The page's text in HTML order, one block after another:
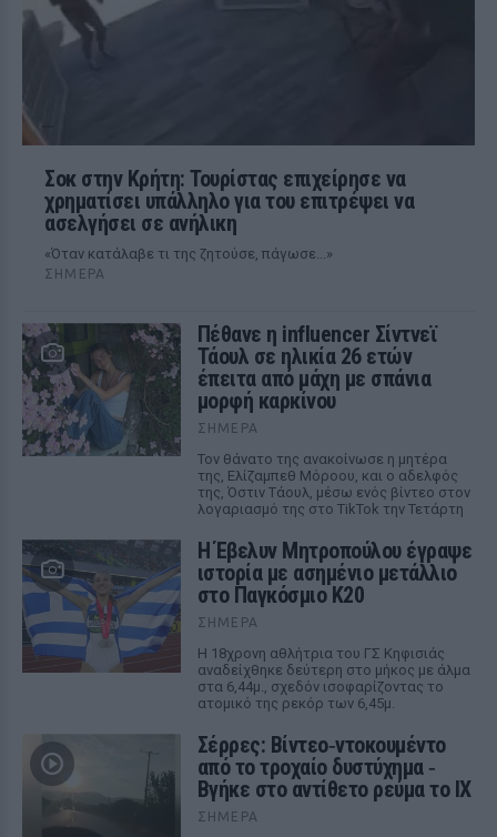
Σοκ στην Κρήτη: Τουρίστας επιχείρησε να
χρηματίσει υπάλληλο για του επιτρέψει να
ασελγήσει σε ανήλικη
«Όταν κατάλαβε τι της ζητούσε, πάγωσε...»
ΣΉΜΕΡΑ
Πέθανε η influencer Σίντνεϊ
Τάουλ σε ηλικία 26 ετών
έπειτα από μάχη με σπάνια
μορφή καρκίνου
ΣΉΜΕΡΑ
Τον θάνατο της ανακοίνωσε η μητέρα
της, Ελίζαμπεθ Μόροου, και ο αδελφός
της, Όστιν Τάουλ, μέσω ενός βίντεο στον
λογαριασμό της στο TikTok την Τετάρτη
Η Έβελυν Μητροπούλου έγραψε
ιστορία με ασημένιο μετάλλιο
στο Παγκόσμιο Κ20
ΣΉΜΕΡΑ
Η 18χρονη αθλήτρια του ΓΣ Κηφισιάς
αναδείχθηκε δεύτερη στο μήκος με άλμα
στα 6,44μ., σχεδόν ισοφαρίζοντας το
ατομικό της ρεκόρ των 6,45μ.
Σέρρες: Βίντεο‑ντοκουμέντο
από το τροχαίο δυστύχημα ‑
Βγήκε στο αντίθετο ρεύμα το ΙΧ
ΣΉΜΕΡΑ